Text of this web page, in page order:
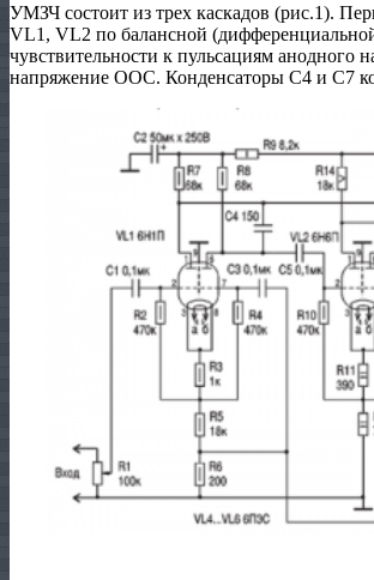
УМЗЧ состоит из трех каскадов (рис.1).
VL1, VL2 по балансной
чувствительности к пульсациям анодного
напряжение ООС. Конденсаторы С4 и С7